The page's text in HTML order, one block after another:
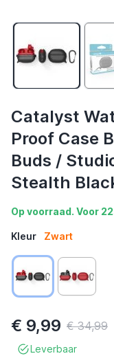
Catalyst
Proof Case
Buds /
Stealth
Op voorraad. Voor
Kleur Zwart
€ 9,99 € 34,99
Leverbaar